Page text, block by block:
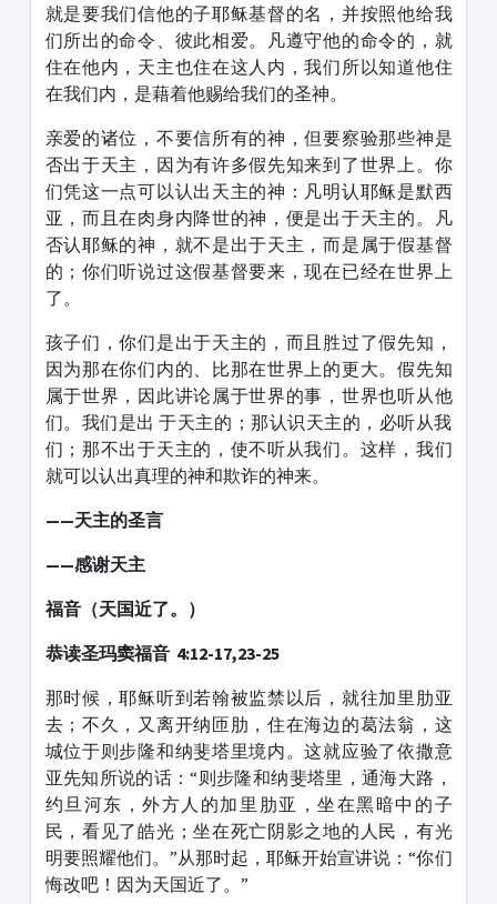
就是要我们信他的子耶稣基督的名，并按照他给我
们所出的命令、彼此相爱。凡遵守他的命令的，就
住在他内，天主也住在这人内，我们所以知道他住
在我们内，是藉着他赐给我们的圣神。
亲爱的诸位，不要信所有的神，但要察验那些神是
否出于天主，因为有许多假先知来到了世界上。你
们凭这一点可以认出天主的神：凡明认耶稣是默西
亚，而且在肉身内降世的神，便是出于天主的。凡
否认耶稣的神，就不是出于天主，而是属于假基督
的；你们听说过这假基督要来，现在已经在世界上
了。
孩子们，你们是出于天主的，而且胜过了假先知，
因为那在你们内的、比那在世界上的更大。假先知
属于世界，因此讲论属于世界的事，世界也听从他
们。我们是出 于天主的；那认识天主的，必听从我
们；那不出于天主的，使不听从我们。这样，我们
就可以认出真理的神和欺诈的神来。
——天主的圣言
——感谢天主
福音（天国近了。）
恭读圣玛窦福音 4:12-17,23-25
那时候，耶稣听到若翰被监禁以后，就往加里肋亚
去；不久，又离开纳匝肋，住在海边的葛法翁，这
城位于则步隆和纳斐塔里境内。这就应验了依撒意
亚先知所说的话：“则步隆和纳斐塔里，通海大路，
约旦河东，外方人的加里肋亚，坐在黑暗中的子
民，看见了皓光；坐在死亡阴影之地的人民，有光
明要照耀他们。”从那时起，耶稣开始宣讲说：“你们
悔改吧！因为天国近了。”